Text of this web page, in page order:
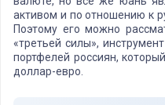
активом и по отношению к
Поэтому его можно
«третьей силы»,
портфелей россиян,
доллар-евро.